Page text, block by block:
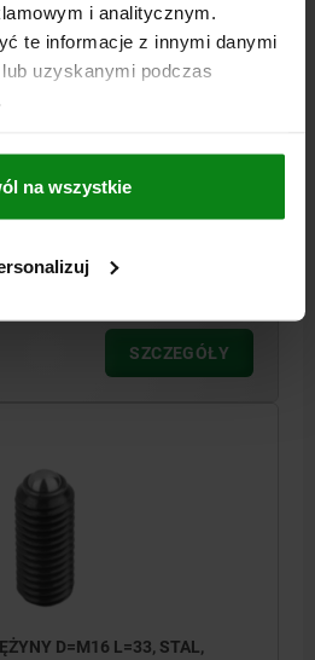
i analitycznym.
te informacje z innymi danymi
uzyskanymi podczas
na wszystkie
D=M12 L=26, STAL,
D1=8 SKOK=2,5
SZCZEGÓŁY
D=M16 L=33, STAL,